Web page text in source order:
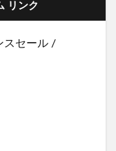
リンク
スセール /